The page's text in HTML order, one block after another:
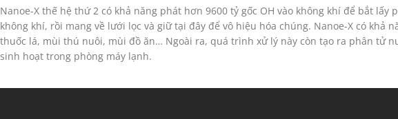
Nanoe-X thế hệ thứ 2 có khả năng phát hơn 9600 tỷ gốc OH vào không khí để bắt
không khí, rồi mang về lưới lọc và giữ tại đây để vô hiệu hóa chúng. Nanoe-X có khả
thuốc lá, mùi thú nuôi, mùi đồ ăn… Ngoài ra, quá trình xử lý này còn tạo ra phân tử
sinh hoạt trong phòng máy lạnh.